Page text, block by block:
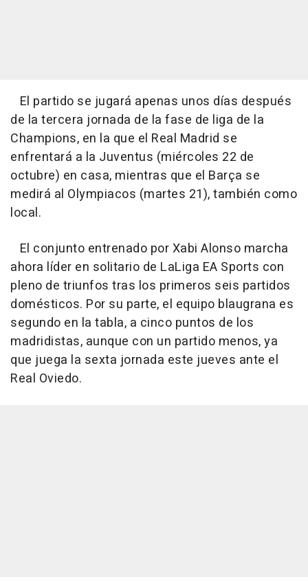
El partido se jugará apenas unos días después
de la tercera jornada de la fase de liga de la
Champions, en la que el Real Madrid se
enfrentará a la Juventus (miércoles 22 de
octubre) en casa, mientras que el Barça se
medirá al Olympiacos (martes 21), también como
local.
El conjunto entrenado por Xabi Alonso marcha
ahora líder en solitario de LaLiga EA Sports con
pleno de triunfos tras los primeros seis partidos
domésticos. Por su parte, el equipo blaugrana es
segundo en la tabla, a cinco puntos de los
madridistas, aunque con un partido menos, ya
que juega la sexta jornada este jueves ante el
Real Oviedo.